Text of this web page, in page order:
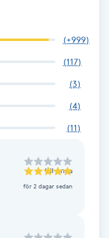
(+999)
(117)
(3)
(4)
(11)
till Anna
för 2 dagar sedan